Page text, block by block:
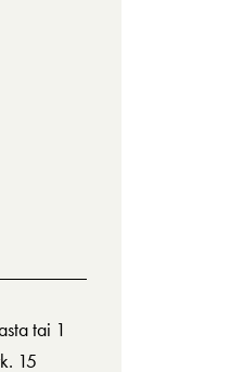
tai 1
15